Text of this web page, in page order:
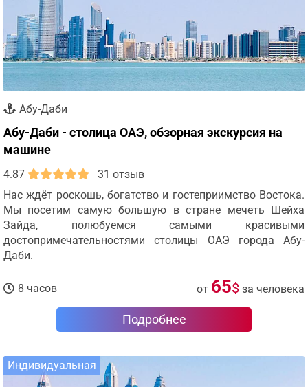
Абу-Даби
Абу-Даби - столица ОАЭ, обзорная экскурсия на
машине
4.87
31 отзыв
Нас ждёт роскошь, богатство и гостеприимство Востока.
Мы посетим самую большую в стране мечеть Шейха
Зайда, полюбуемся самыми красивыми
достопримечательностями столицы ОАЭ города Абу-
Даби.
8 часов от 65$ за человека
Подробнее
Индивидуальная